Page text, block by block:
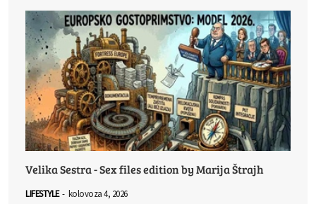
Velika Sestra - Sex files edition by Marija Štrajh
LIFESTYLE - kolovoza 4, 2026